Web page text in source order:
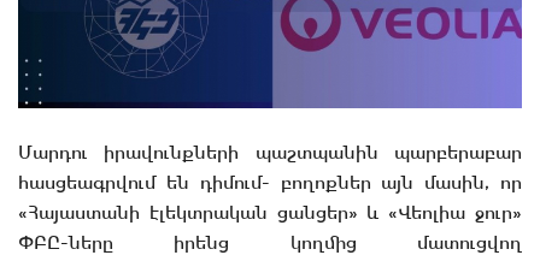
Մարդու իրավունքների պաշտպանին պարբերաբար
հասցեագրվում են դիմում- բողոքներ այն մասին, որ
«Հայաստանի էլեկտրական ցանցեր» և «Վեոլիա ջուր»
ՓԲԸ-ները իրենց կողմից մատուցվող